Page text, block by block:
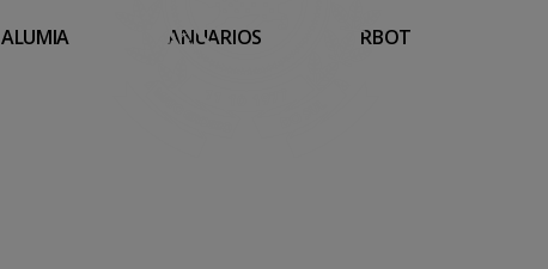
ALUMIA ANUÁRIOS RBOT